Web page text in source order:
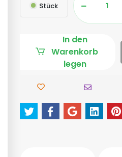
Stück
In den
Warenkorb
legen